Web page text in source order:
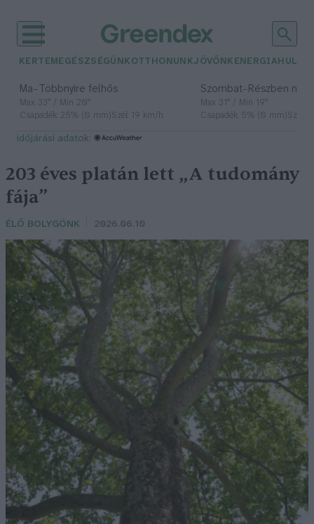
KERTEM EGÉSZSÉGÜNK OTTHONUNKJÖVŐNK ENERGIA
Ma– Többnyire felhős
Max 33° / Min 20°
Csapadék: 25% (0 mm)Szél: 19 km/h
Szombat– Részben
Max 31° / Min 19°
Csapadék: 5% (0 mm)Szél:
időjárási adatok:
203 éves platán lett „A tudomány
fája”
ÉLŐ BOLYGÓNK 2026.06.10